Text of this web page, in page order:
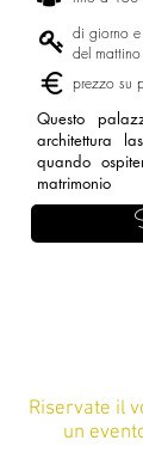
di giorno
del mattino
prezzo su
Questo
architettura
quando
matrimonio
Riservate il
un